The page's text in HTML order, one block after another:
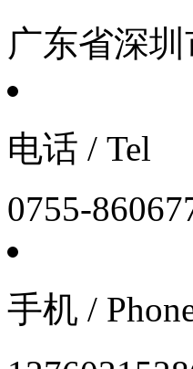
广东省深
电话 / Tel
0755-
手机 /